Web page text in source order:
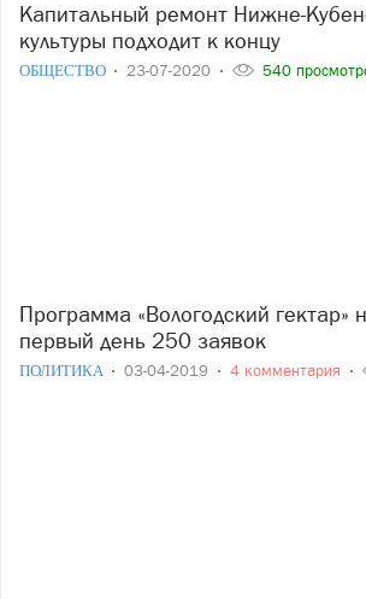
Капитальный ремонт Нижне-Кубенского Дома
культуры подходит к концу
ОБЩЕСТВО 23-07-2020 540
Программа «Вологодский гектар» набрала за
первый день 250 заявок
ПОЛИТИКА 03-04-2019 4 комментария